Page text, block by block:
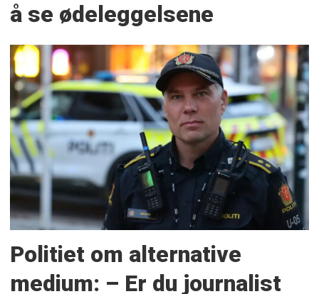
å se ødeleggelsene
Politiet om alternative
medium: – Er du journalist